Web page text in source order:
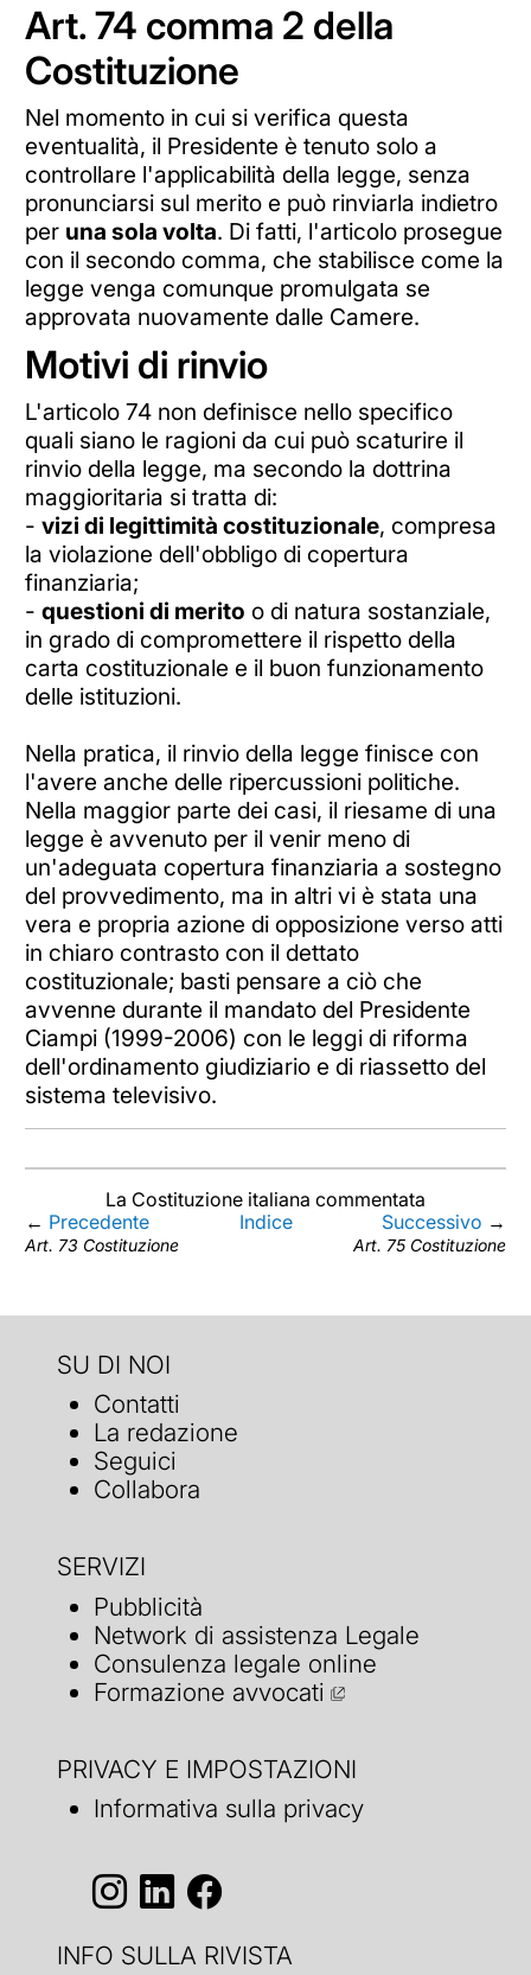
Art. 74 comma 2 della
Costituzione
Nel momento in cui si verifica questa
eventualità, il Presidente è tenuto solo a
controllare l'applicabilità della legge, senza
pronunciarsi sul merito e può rinviarla indietro
per una sola volta. Di fatti, l'articolo prosegue
con il secondo comma, che stabilisce come la
legge venga comunque promulgata se
approvata nuovamente dalle Camere.
Motivi di rinvio
L'articolo 74 non definisce nello specifico
quali siano le ragioni da cui può scaturire il
rinvio della legge, ma secondo la dottrina
maggioritaria si tratta di:
- vizi di legittimità costituzionale, compresa
la violazione dell'obbligo di copertura
finanziaria;
- questioni di merito o di natura sostanziale,
in grado di compromettere il rispetto della
carta costituzionale e il buon funzionamento
delle istituzioni.
Nella pratica, il rinvio della legge finisce con
l'avere anche delle ripercussioni politiche.
Nella maggior parte dei casi, il riesame di una
legge è avvenuto per il venir meno di
un'adeguata copertura finanziaria a sostegno
del provvedimento, ma in altri vi è stata una
vera e propria azione di opposizione verso atti
in chiaro contrasto con il dettato
costituzionale; basti pensare a ciò che
avvenne durante il mandato del Presidente
Ciampi (1999-2006) con le leggi di riforma
dell'ordinamento giudiziario e di riassetto del
sistema televisivo.
La Costituzione italiana commentata
← Precedente
Art. 73 Costituzione
Indice Successivo →
Art. 75 Costituzione
SU DI NOI
Contatti
La redazione
Seguici
Collabora
SERVIZI
Pubblicità
Network di assistenza Legale
Consulenza legale online
Formazione avvocati
PRIVACY E IMPOSTAZIONI
Informativa sulla privacy
INFO SULLA RIVISTA